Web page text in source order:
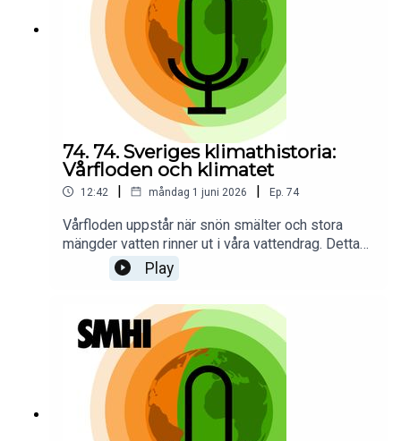
74. 74. Sveriges klimathistoria:
Vårfloden och klimatet
12:42 | måndag 1 juni 2026 | Ep. 74
Vårfloden uppstår när snön smälter och stora
mängder vatten rinner ut i våra vattendrag. Detta
är ett återkommande och viktigt inslag i Sveriges
hydrologi. Men vad händer med vårfloden när
hjälp för att svara på alla frågor kring hur ett
förändrat klimat påverkar vårfloden har vi
hydrologen Katarina Stensen. Hon delar också
med sig av en minnesvärd vårflod som kanske
inte riktigt blev som hon trodde. Programledare
för poddserien Sveriges klimathistoria är Priya
Eklund.
Play